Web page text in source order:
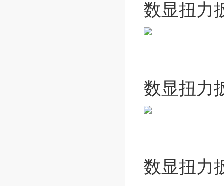
数显扭力
数显扭力
数显扭力